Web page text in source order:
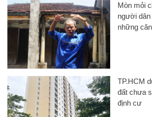
Mòn mỏi
người
những
TP.HCM
đất chưa
định cư